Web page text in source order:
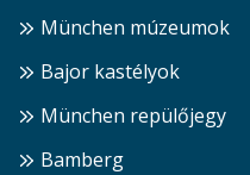
München múzeumok
Bajor kastélyok
München repülőjegy
Bamberg